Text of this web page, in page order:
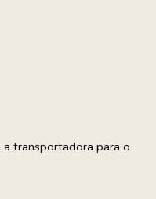
a transportadora para o